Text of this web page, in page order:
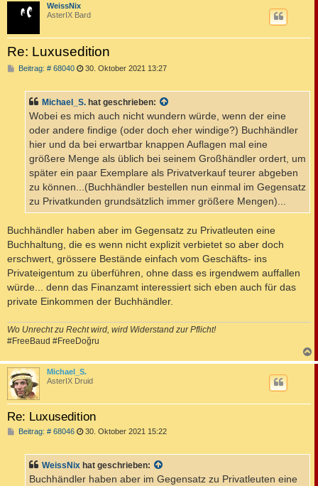
WeissNix
AsterIX Bard
Re: Luxusedition
Beitrag: # 68040B
r
a
30. Oktober 2021 13:27
Michael_S. hat geschrieben:
Wobei es mich auch nicht wundern würde, wenn der eine
oder andere findige (oder doch eher windige?) Buchhändler
hier und da bei erwartbar knappen Auflagen mal eine
größere Menge als üblich bei seinem Großhändler ordert, um
später ein paar Exemplare als Privatverkauf teurer abgeben
zu können...(Buchhändler bestellen nun einmal im Gegensatz
zu Privatkunden grundsätzlich immer größere Mengen)...
Buchhändler haben aber im Gegensatz zu Privatleuten eine
Buchhaltung, die es wenn nicht explizit verbietet so aber doch
erschwert, grössere Bestände einfach vom Geschäfts- ins
Privateigentum zu überführen, ohne dass es irgendwem auffallen
würde... denn das Finanzamt interessiert sich eben auch für das
private Einkommen der Buchhändler.
Wo Unrecht zu Recht wird, wird Widerstand zur Pflicht!
#FreeBaud #FreeDoğru
a
Michael_S.
AsterIX Druid
Re: Luxusedition
Beitrag: # 68046B
r
a
30. Oktober 2021 15:22
WeissNix hat geschrieben:
Buchhändler haben aber im Gegensatz zu Privatleuten eine